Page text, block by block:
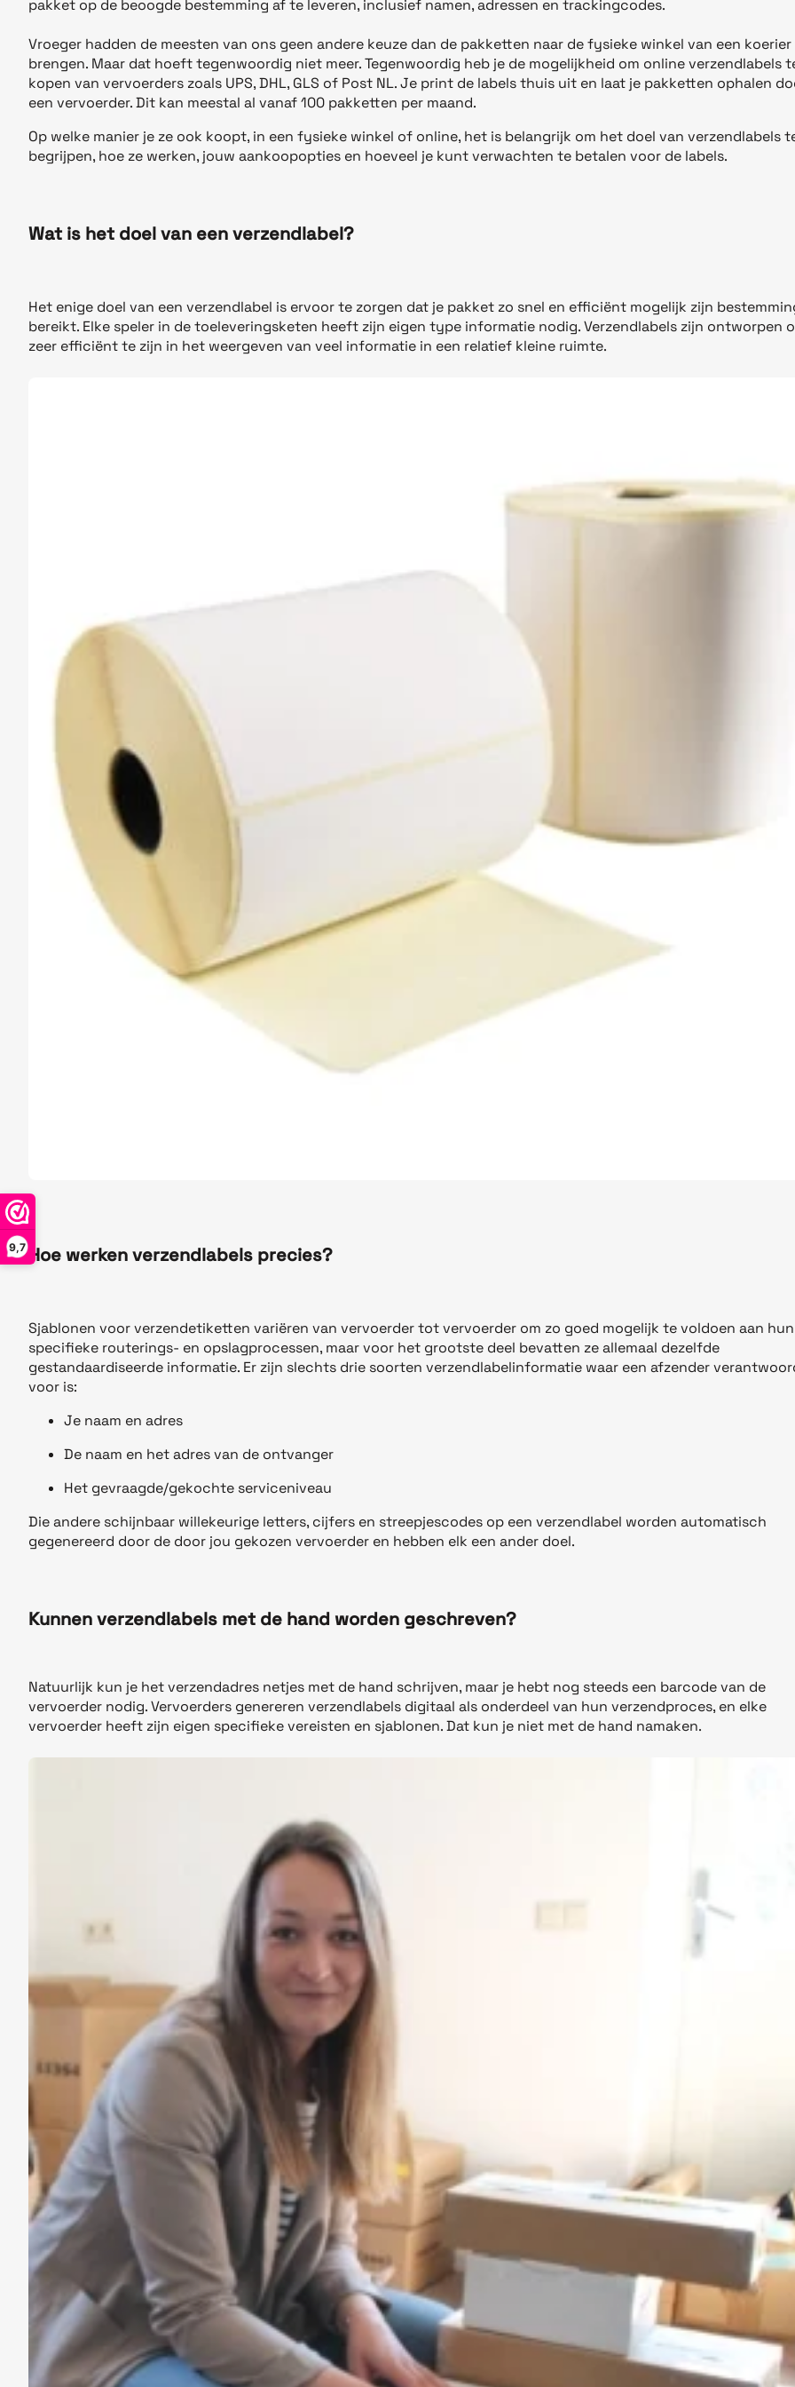
9,7
pakket op de beoogde bestemming af te leveren, inclusief namen, adressen en trackingcodes.
Vroeger hadden de meesten van ons geen andere keuze dan de pakketten naar de fysieke winkel van een
brengen. Maar dat hoeft tegenwoordig niet meer. Tegenwoordig heb je de mogelijkheid om online verzendlabels
kopen van vervoerders zoals UPS, DHL, GLS of Post NL. Je print de labels thuis uit en laat je pakketten ophalen
een vervoerder. Dit kan meestal al vanaf 100 pakketten per maand.
Op welke manier je ze ook koopt, in een fysieke winkel of online, het is belangrijk om het doel van verzendlabels
begrijpen, hoe ze werken, jouw aankoopopties en hoeveel je kunt verwachten te betalen voor de labels.
Wat is het doel van een verzendlabel?
Het enige doel van een verzendlabel is ervoor te zorgen dat je pakket zo snel en efficiënt mogelijk zijn
bereikt. Elke speler in de toeleveringsketen heeft zijn eigen type informatie nodig. Verzendlabels zijn ontworpen
zeer efficiënt te zijn in het weergeven van veel informatie in een relatief kleine ruimte.
Hoe werken verzendlabels precies?
Sjablonen voor verzendetiketten variëren van vervoerder tot vervoerder om zo goed mogelijk te voldoen aan hun
specifieke routerings- en opslagprocessen, maar voor het grootste deel bevatten ze allemaal dezelfde
gestandaardiseerde informatie. Er zijn slechts drie soorten verzendlabelinformatie waar een afzender
voor is:
Je naam en adres
De naam en het adres van de ontvanger
Het gevraagde/gekochte serviceniveau
Die andere schijnbaar willekeurige letters, cijfers en streepjescodes op een verzendlabel worden automatisch
gegenereerd door de door jou gekozen vervoerder en hebben elk een ander doel.
Kunnen verzendlabels met de hand worden geschreven?
Natuurlijk kun je het verzendadres netjes met de hand schrijven, maar je hebt nog steeds een barcode van de
vervoerder nodig. Vervoerders genereren verzendlabels digitaal als onderdeel van hun verzendproces, en elke
vervoerder heeft zijn eigen specifieke vereisten en sjablonen. Dat kun je niet met de hand namaken.